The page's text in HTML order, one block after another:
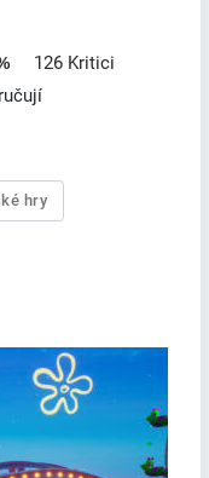
126 Kritici
hry